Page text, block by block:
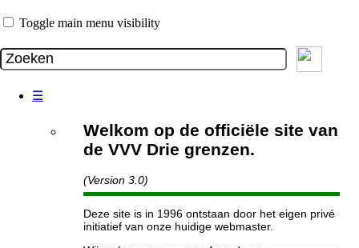
Toggle main menu visibility
☰
Welkom op de officiële site van
de VVV Drie grenzen.
(Version 3.0)
Deze site is in 1996 ontstaan door het eigen privé
initiatief van onze huidige webmaster.